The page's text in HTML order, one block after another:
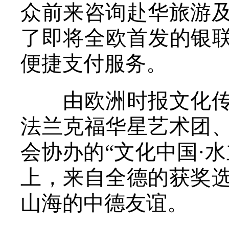
众前来咨询赴华旅游
了即将全欧首发的银
便捷支付服务。
由欧洲时报文化传
法兰克福华星艺术团
会协办的“文化中国·
上，来自全德的获奖
山海的中德友谊。